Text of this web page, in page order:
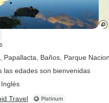
, Papallacta , Baños , Parque
las edades son bienvenidas
Travel